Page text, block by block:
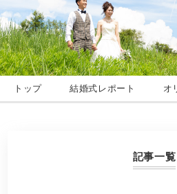
トップ 結婚式レポート オ
記事一覧